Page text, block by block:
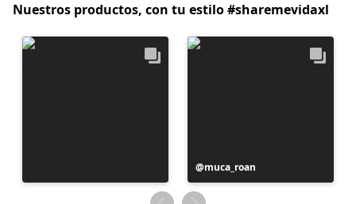
Nuestros productos, con tu estilo #sharemevidaxl
Publicación
realizada
por
muca_roan